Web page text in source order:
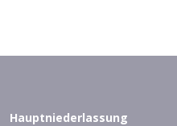
Hauptniederlassung